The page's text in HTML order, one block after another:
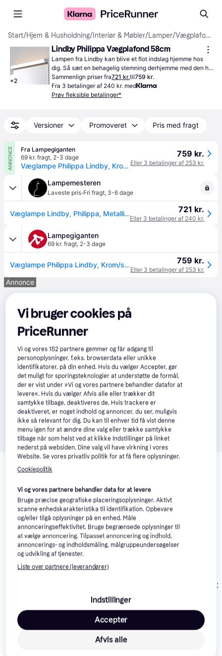
Start/Hjem & Husholdning/ Interiør & Møbler/Lamper/ Vægplafonder
+2
Lindby Philippa Vægplafond 58cm
Lampen fra Lindby kan blive et flot indslag hjemme hos
dig. Så sæt en behagelig stemning derhjemme med den her
lampe.
Sammenlign priser fra721 kr.til759 kr.
Fra 3 betalinger af 240 kr. med
Prøv fleksible betalinger*
Versioner Promoveret Pris med fragt
ANNONCE
Fra Lampegiganten
69 kr. fragt, 2-3 dage
Væglampe Philippa Lindby, Krom/sølv, Badeværelse, Metal, Moderne
759 kr.
Eller 3 betalinger af 253 kr.
Lampemesteren
Laveste pris·Fri fragt, 3-6 dage
Væglampe Lindby, Philippa, Metallisk, Badeværelse, Metal 721 kr.
Eller 3 betalinger af 240 kr.
Lampegiganten
69 kr. fragt, 2-3 dage
Væglampe Philippa Lindby, Krom/sølv, Badeværelse, Metal, Moderne 759 kr.
Eller 3 betalinger af 253 kr.
Annonce
Relaterede produkter
Se vores forslag til andre produkter, der matcher dine
interesser.
Vis alle
Vægplafond 6cm
Konstsmide
Vi bruger cookies på
PriceRunner
Vi og vores152 partnere gemmer og får adgang til
personoplysninger, f.eks. browserdata eller unikke
identifikatorer, på din enhed. Hvis du vælger Accepter, gør
det muligt for sporingsteknologier at understøtte de formål,
der er vist under »Vi og vores partnere behandler datafor at
levere«. Hvis du vælger Afvis alle eller trækker dit
samtykke tilbage, deaktiveres de. Hvis trackere er
deaktiveret, er noget indhold og annoncer, du ser, muligvis
ikke så relevant for dig. Du kan til enhver tid få vist denne
menu igen for at ændre dine valg eller trække samtykke
tilbage når som helst ved at klikke Indstillinger på linket
nederst på websiden. Dine valg vil have virkning i vores
Website. Se vores privatliv politik for at få flere oplysninger.
Cookiepolitik
Vi og vores partnere behandler data for at levere
Bruge præcise geografiske placeringsoplysninger. Aktivt
scanne enhedskarakteristika til identifikation. Opbevare
og/eller tilgå oplysninger på en enhed. Måle
annonceringseffektivitet. Bruge begrænsede oplysninger til
at vælge annoncering. Tilpasset annoncering og indhold,
annoncerings- og indholdsmåling, målgruppeundersøgelser
og udvikling af tjenester.
Liste over partnere (leverandører)
Indstillinger
Afvis alle
Accepter